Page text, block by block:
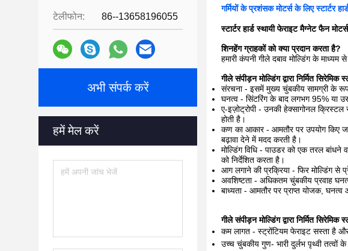
टेलीफोन: 86--13658196055
अभी संपर्क करें
हमें मेल करें
गर्मियों के प्रशंसक मोटर्स के लिए स्टार्टर
स्टार्टर हार्ड स्थायी फेराइट मैग्नेट फैन
शिनहेंग ग्राहकों को क्या प्रदान करता है?
हमारी कंपनी गीले दबाव मोल्डिंग के माध्यम
गीले संपीड़न मोल्डिंग द्वारा निर्मित
संरचना - इसमें मुख्य चुंबकीय सामग्री के
घनत्व - सिंटरिंग के बाद लगभग 95% या
ए-इज़ोट्रोपी - उनकी हेक्सागोनल
होती है।
कण का आकार - आमतौर पर उपयोग किए
बढ़ावा देने में मदद करती है।
मोल्डिंग विधि - पाउडर को एक तरल
को निर्देशित करता है।
आग लगाने की प्रक्रिया - फिर मोल्डिंग से
अवशिष्टता - अधिकतम चुंबकीय प्रवाह
बाध्यता - आमतौर पर प्राप्त योजक, घनत्व
गीले संपीड़न मोल्डिंग द्वारा निर्मित
कम लागत - स्ट्रोंटियम फेराइट सस्ता है
उच्च चुंबकीय गुण- भारी दुर्लभ पृथ्वी